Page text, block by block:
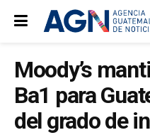
Moody’s
Ba1 para
del grado de